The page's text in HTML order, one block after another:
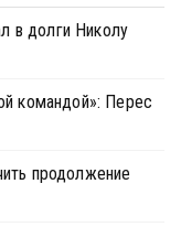
в долги Николу
командой»: Перес
продолжение